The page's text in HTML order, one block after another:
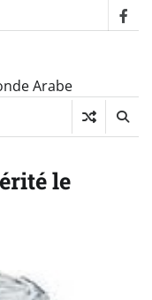
Arabe
le